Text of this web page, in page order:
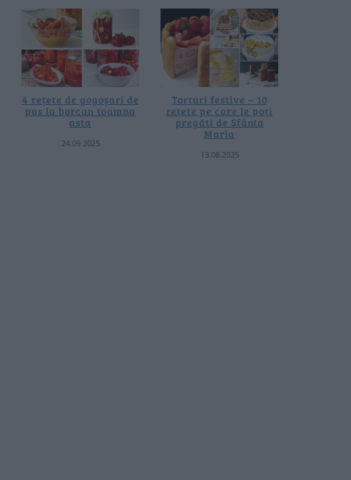
4 rețete de gogoșari de
pus la borcan toamna
asta
24.09.2025
Torturi festive – 10
rețete pe care le poți
pregăti de Sfânta
Maria
13.08.2025